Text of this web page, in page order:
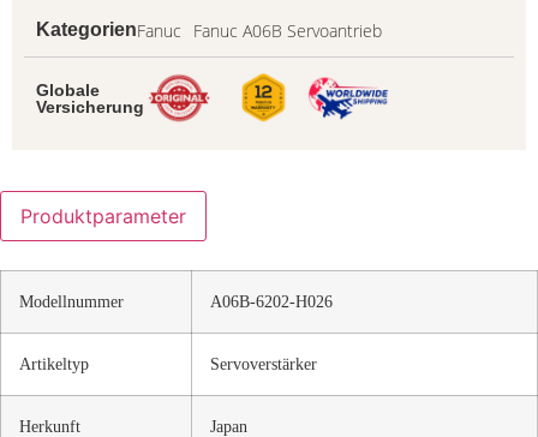
KategorienFanuc Fanuc A06B Servoantrieb
Globale
Versicherung
Produktparameter
Modellnummer A06B-6202-H026
Artikeltyp Servoverstärker
Herkunft Japan